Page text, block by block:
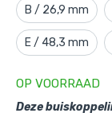
B / 26,9 mm
E / 48,3 mm
OP VOORRAAD
Deze
Gekozen